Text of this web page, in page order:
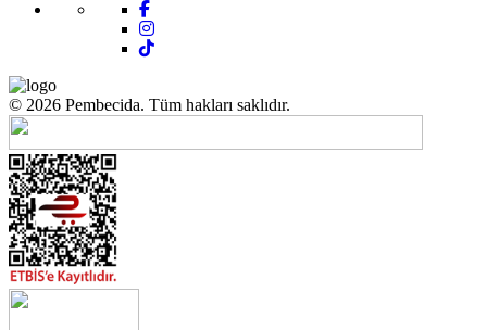
© 2026 Pembecida. Tüm hakları saklıdır.